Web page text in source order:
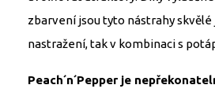
zbarvení jsou tyto nástrahy
nastražení, tak v kombinaci s
Peach´n´Pepper je